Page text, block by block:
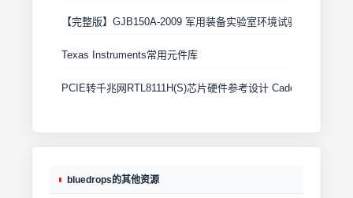
【完整版】GJB150A-2009 军用装备实验室环境试验方法
Texas Instruments常用元件库
PCIE转千兆网RTL8111H(S)芯片硬件参考设计 Cadence原理图
bluedrops的其他资源